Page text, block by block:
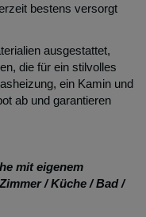
bestens versorgt
ausgestattet,
die für ein stilvolles
ein Kamin und
ab und garantieren
mit eigenem
/ Küche / Bad /